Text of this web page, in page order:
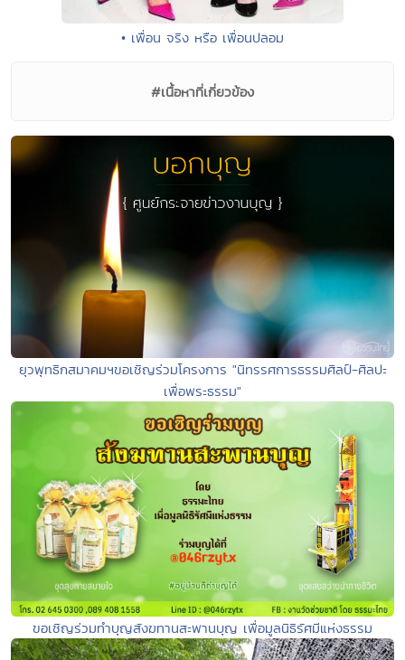
• เพื่อน จริง หรือ เพื่อนปลอม
#เนื้อหาที่เกี่ยวข้อง
ยุวพุทธิกสมาคมฯขอเชิญร่วมโครงการ "นิทรรศการธรรมศิลป์-ศิลปะ
เพื่อพระธรรม"
ขอเชิญร่วมทำบุญสังฆทานสะพานบุญ เพื่อมูลนิธิรัศมีแห่งธรรม